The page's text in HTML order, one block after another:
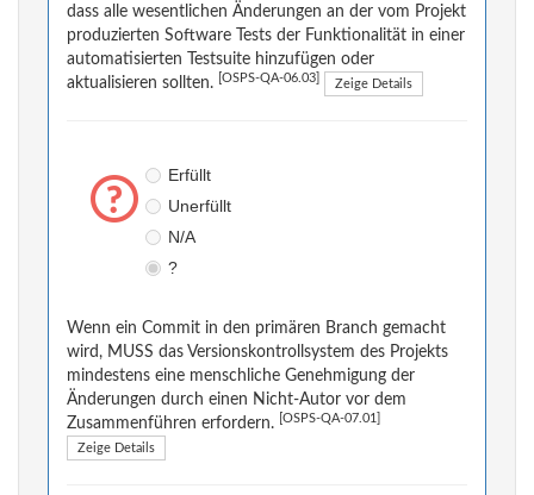
dass alle wesentlichen Änderungen an der vom Projekt
produzierten Software Tests der Funktionalität in einer
automatisierten Testsuite hinzufügen oder
aktualisieren sollten.
[OSPS-QA-06.03] Zeige Details
Erfüllt
Unerfüllt
N/A
?
Wenn ein Commit in den primären Branch gemacht
wird, MUSS das Versionskontrollsystem des Projekts
mindestens eine menschliche Genehmigung der
Änderungen durch einen Nicht-Autor vor dem
Zusammenführen erfordern.
[OSPS-QA-07.01]
Zeige Details